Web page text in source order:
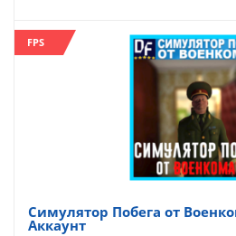
FPS
Симулятор Побега от
Аккаунт